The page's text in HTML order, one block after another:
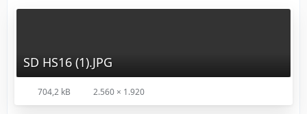
SD HS16 (1).JPG
704,2 kB 2.560 × 1.920